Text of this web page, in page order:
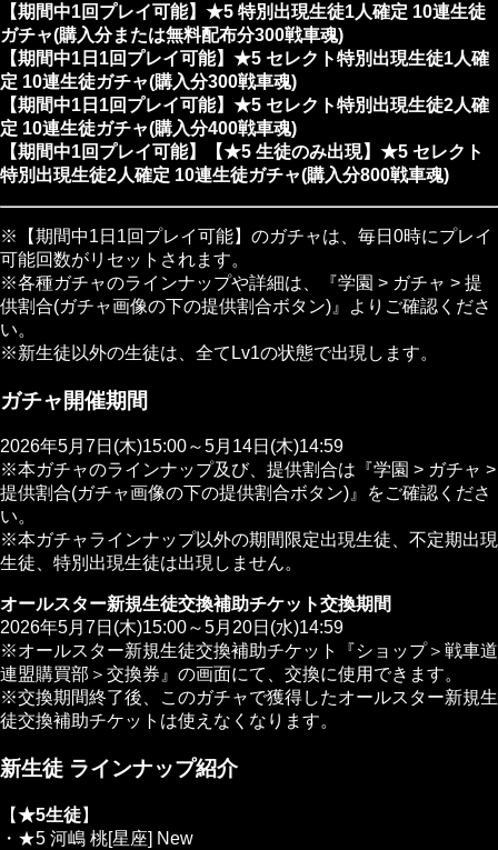
【期間中1回プレイ可能】★5 特別出現生徒1人確定 10連生徒
ガチャ(購入分または無料配布分300戦車魂)
【期間中1日1回プレイ可能】★5 セレクト特別出現生徒1人確
定 10連生徒ガチャ(購入分300戦車魂)
【期間中1日1回プレイ可能】★5 セレクト特別出現生徒2人確
定 10連生徒ガチャ(購入分400戦車魂)
【期間中1回プレイ可能】【★5 生徒のみ出現】★5 セレクト
特別出現生徒2人確定 10連生徒ガチャ(購入分800戦車魂)
※【期間中1日1回プレイ可能】のガチャは、毎日0時にプレイ
可能回数がリセットされます。
※各種ガチャのラインナップや詳細は、『学園 > ガチャ > 提
供割合(ガチャ画像の下の提供割合ボタン)』よりご確認くださ
い。
※新生徒以外の生徒は、全てLv1の状態で出現します。
ガチャ開催期間
2026年5月7日(木)15:00～5月14日(木)14:59
※本ガチャのラインナップ及び、提供割合は『学園 > ガチャ >
提供割合(ガチャ画像の下の提供割合ボタン)』をご確認くださ
い。
※本ガチャラインナップ以外の期間限定出現生徒、不定期出現
生徒、特別出現生徒は出現しません。
オールスター新規生徒交換補助チケット交換期間
2026年5月7日(木)15:00～5月20日(水)14:59
※オールスター新規生徒交換補助チケット『ショップ＞戦車道
連盟購買部＞交換券』の画面にて、交換に使用できます。
※交換期間終了後、このガチャで獲得したオールスター新規生
徒交換補助チケットは使えなくなります。
新生徒 ラインナップ紹介
【★5生徒】
・★5 河嶋 桃[星座] New